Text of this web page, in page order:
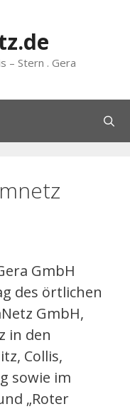
– Stern . Gera
GmbH
des örtlichen
GmbH,
in den
Collis,
sowie im
„Roter